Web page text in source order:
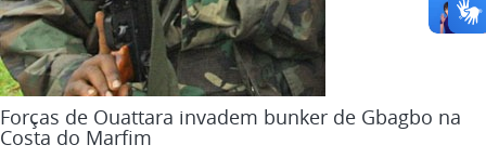
Forças de Ouattara invadem bunker de Gbagbo na
Costa do Marfim